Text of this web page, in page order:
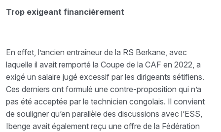
Trop exigeant financièrement
En effet, l’ancien entraîneur de la RS Berkane, avec
laquelle il avait remporté la Coupe de la CAF en 2022, a
exigé un salaire jugé excessif par les dirigeants sétifiens.
Ces derniers ont formulé une contre-proposition qui n’a
pas été acceptée par le technicien congolais. Il convient
de souligner qu’en parallèle des discussions avec l’ESS,
Ibenge avait également reçu une offre de la Fédération